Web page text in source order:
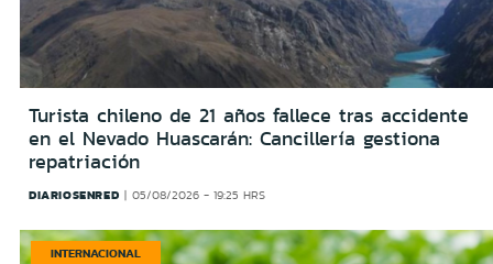
Turista chileno de 21 años fallece tras accidente
en el Nevado Huascarán: Cancillería gestiona
repatriación
DIARIOSENRED 05/08/2026 - 19:25 HRS
INTERNACIONAL